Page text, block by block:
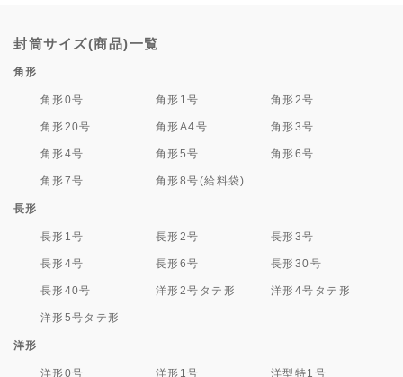
封筒サイズ(商品)一覧
角形
角形0号 角形1号 角形2号
角形20号 角形A4号 角形3号
角形4号 角形5号 角形6号
角形7号 角形8号(給料袋)
長形
長形1号 長形2号 長形3号
長形4号 長形6号 長形30号
長形40号 洋形2号タテ形 洋形4号タテ形
洋形5号タテ形
洋形
洋形0号 洋形1号 洋型特1号